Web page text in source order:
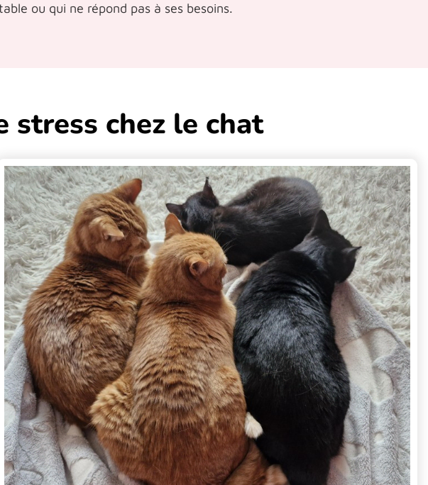
ou qui ne répond pas à ses besoins.
stress chez le chat